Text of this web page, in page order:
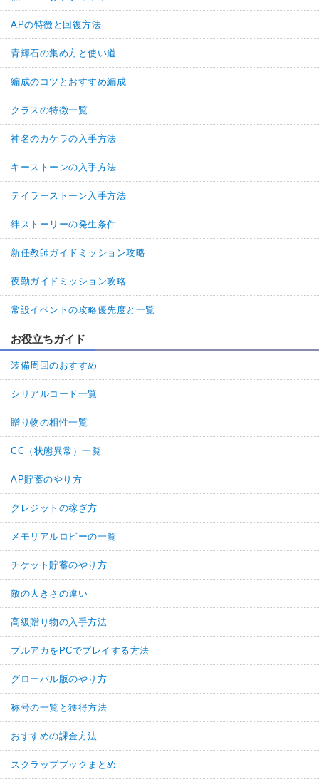
APの特徴と回復方法
青輝石の集め方と使い道
編成のコツとおすすめ編成
クラスの特徴一覧
神名のカケラの入手方法
キーストーンの入手方法
テイラーストーン入手方法
絆ストーリーの発生条件
新任教師ガイドミッション攻略
夜勤ガイドミッション攻略
常設イベントの攻略優先度と一覧
お役立ちガイド
装備周回のおすすめ
シリアルコード一覧
贈り物の相性一覧
CC（状態異常）一覧
AP貯蓄のやり方
クレジットの稼ぎ方
メモリアルロビーの一覧
チケット貯蓄のやり方
敵の大きさの違い
高級贈り物の入手方法
ブルアカをPCでプレイする方法
グローバル版のやり方
称号の一覧と獲得方法
おすすめの課金方法
スクラップブックまとめ